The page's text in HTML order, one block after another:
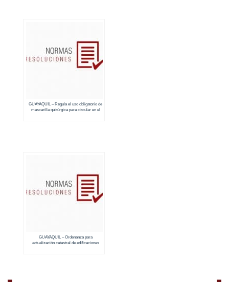
GUAYAQUIL – Regula el uso obligatorio de
mascarilla quirúrgica para circular en el
GUAYAQUIL – Ordenanza para
actualización catastral de edificaciones